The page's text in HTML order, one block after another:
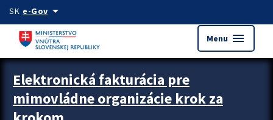
Preskocit na hlavný obsah
SK e-Govarrow_drop_down
Menu menu
Zastavit automatický posun upútavok
Elektronická fakturácia pre
mimovládne organizácie krok za